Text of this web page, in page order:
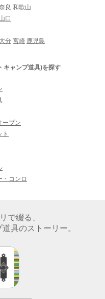
良 和歌山
山口
大分 宮崎 鹿児島
キャンプ道具)を探す
ーブン
ト
・コンロ
で綴る、
具のストーリー。